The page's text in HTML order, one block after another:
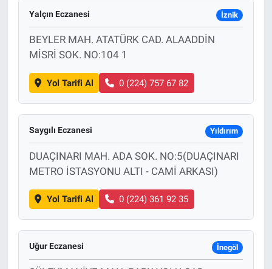
Yalçın Eczanesi İznik
BEYLER MAH. ATATÜRK CAD. ALAADDİN
MİSRİ SOK. NO:104 1
Yol Tarifi Al 0 (224) 757 67 82
Saygılı Eczanesi Yıldırım
DUAÇINARI MAH. ADA SOK. NO:5(DUAÇINARI
METRO İSTASYONU ALTI - CAMİ ARKASI)
Yol Tarifi Al 0 (224) 361 92 35
Uğur Eczanesi İnegöl